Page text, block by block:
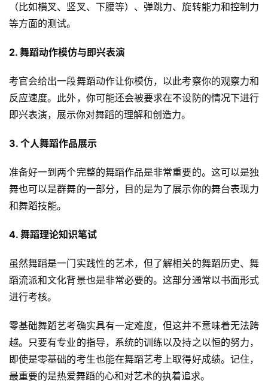
（比如横叉、竖叉、下腰等）、弹跳力、旋转能力和控制力
等方面的测试。
2. 舞蹈动作模仿与即兴表演
考官会给出一段舞蹈动作让你模仿，以此考察你的观察力和
反应速度。此外，你可能还会被要求在不设防的情况下进行
即兴表演，展示你对舞蹈的理解和创造力。
3. 个人舞蹈作品展示
准备好一到两个完整的舞蹈作品是非常重要的。这可以是独
舞也可以是群舞的一部分，目的是为了展示你的舞台表现力
和舞蹈技能。
4. 舞蹈理论知识笔试
虽然舞蹈是一门实践性的艺术，但了解相关的舞蹈历史、舞
蹈流派和文化背景也是非常必要的。这部分通常以书面形式
进行考核。
零基础舞蹈艺考确实具有一定难度，但这并不意味着无法跨
越。只要有专业的指导，系统的训练以及持之以恒的努力，
即使是零基础的考生也能在舞蹈艺考上取得好成绩。记住，
最重要的是热爱舞蹈的心和对艺术的执着追求。